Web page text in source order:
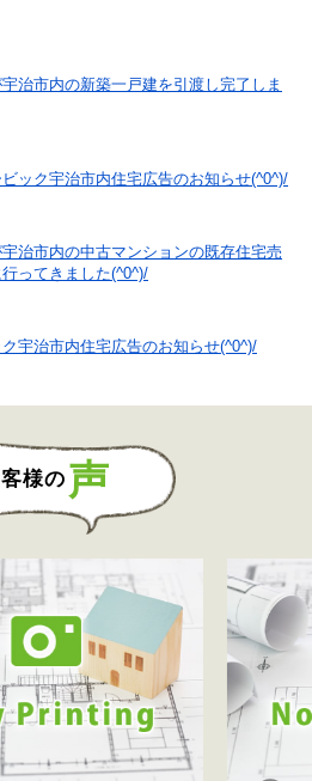
治市内の新築一戸建を引渡し完了しま
ック宇治市内住宅広告のお知らせ(^0^)/
治市内の中古マンションの既存住宅売
ってきました(^0^)/
宇治市内住宅広告のお知らせ(^0^)/
様の 声